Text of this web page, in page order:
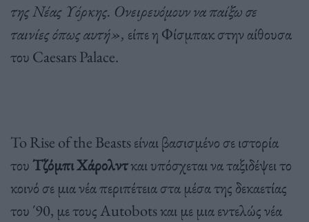
της Νέας Υόρκης. Ονειρευόμουν να παίξω σε
ταινίες όπως αυτή», είπε η Φίσμπακ στην αίθουσα
του Caesars Palace.
To Rise of the Beasts είναι βασισμένο σε ιστορία
του Τζόμπι Χάρολντκαι υπόσχεται να ταξιδέψει το
κοινό σε μια νέα περιπέτεια στα μέσα της δεκαετίας
του ΄90, με τους Autobots και με μια εντελώς νέα